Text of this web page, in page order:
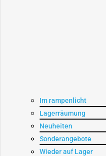
Im rampenlicht
Lagerräumung
Neuheiten
Sonderangebote
Wieder auf Lager